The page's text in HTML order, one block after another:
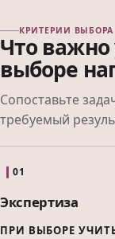
КРИТЕРИИ ВЫБОРА
Что
выборе
Сопоставьте
требуемый
01
Экспертиза
ПРИ ВЫБОРЕ